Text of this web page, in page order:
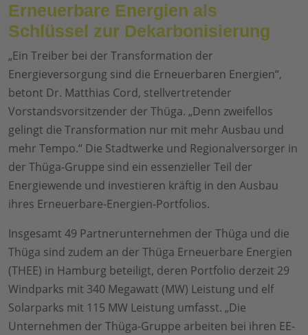
Erneuerbare Energien als
Schlüssel zur Dekarbonisierung
„Ein Treiber bei der Transformation der
Energieversorgung sind die Erneuerbaren Energien“,
betont Dr. Matthias Cord, stellvertretender
Vorstandsvorsitzender der Thüga. „Denn zweifellos
gelingt die Transformation nur mit mehr Ausbau und
mehr Tempo.“ Die Stadtwerke und Regionalversorger in
der Thüga-Gruppe sind ein essenzieller Teil der
Energiewende und investieren kräftig in den Ausbau
ihres Erneuerbare-Energien-Portfolios.
Insgesamt 49 Partnerunternehmen der Thüga und die
Thüga sind zudem an der Thüga Erneuerbare Energien
(THEE) in Hamburg beteiligt, deren Portfolio derzeit 29
Windparks mit 340 Megawatt (MW) Leistung und elf
Solarparks mit 115 MW Leistung umfasst. „Die
Unternehmen der Thüga-Gruppe arbeiten bei ihren EE-